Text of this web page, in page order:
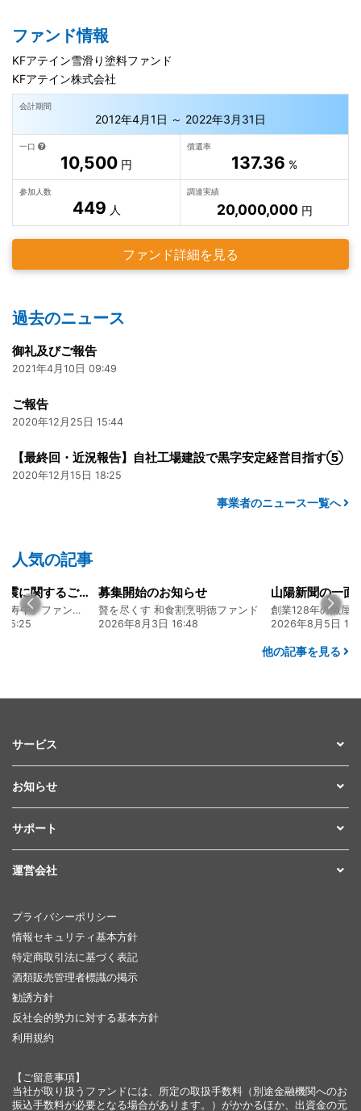
ファンド情報
KFアテイン雪滑り塗料ファンド
KFアテイン株式会社
会計期間
2012年4月1日 ～ 2022年3月31日
一口
10,500 円
償還率
137.36 %
参加人数
449 人
調達実績
20,000,000円
ファンド詳細を見る
過去のニュース
御礼及びご報告
2021年4月10日 09:49
ご報告
2020年12月25日 15:44
【最終回・近況報告】自社工場建設で黒字安定経営目指す⑤
2020年12月15日 18:25
事業者のニュース一覧へ
人気の記事
令和8年熊本地震に関するご報告
熊本 あか牛「延寿牛」ファンド2026
15:25
募集開始のお知らせ
贅を尽くす 和食割烹明徳ファンド
2026年8月3日 16:48
2026年8月5日
他の記事を見る
サービス
お知らせ
サポート
運営会社
プライバシーポリシー
情報セキュリティ基本方針
特定商取引法に基づく表記
酒類販売管理者標識の掲示
勧誘方針
反社会的勢力に対する基本方針
利用規約
【ご留意事項】
当社が取り扱うファンドには、所定の取扱手数料（別途金融機関へのお
振込手数料が必要となる場合があります。）がかかるほか、出資金の元